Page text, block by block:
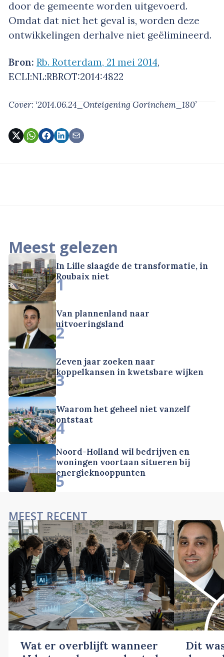
door de gemeente worden uitgevoerd.
Omdat dat niet het geval is, worden deze
ontwikkelingen derhalve niet geëlimineerd.
Bron: Rb. Rotterdam, 21 mei 2014,
ECLI:NL:RBROT:2014:4822
Cover: ‘2014.06.24_Onteigening Gorinchem_180’
Meest gelezen
In Lille slaagde de transformatie, in
Roubaix niet
1
Van plannenland naar
uitvoeringsland
2
Zeven jaar zoeken naar
koppelkansen in kwetsbare wijken
3
Waarom het geheel niet vanzelf
ontstaat
4
Noord-Holland wil bedrijven en
woningen voortaan situeren bij
energieknooppunten
5
MEEST RECENT
Wat er overblijft wanneer
Dit